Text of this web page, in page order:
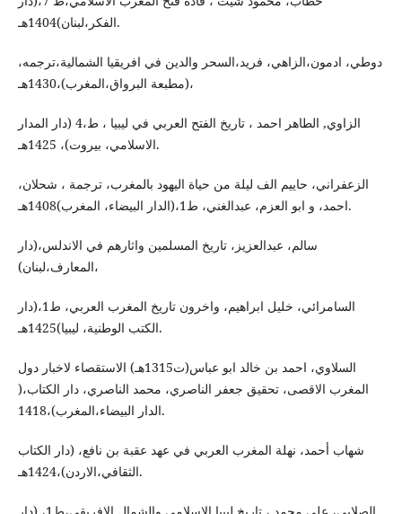
الفكر،لبنان)1404هـ.
دوطي، ادمون،الزاهي، فريد،السحر والدين في افريقيا الشمالية،ترجمه،
(مطبعة البرواق،المغرب)،1430هـ،
الزاوي, الطاهر احمد ، تاريخ الفتح العربي في ليبيا ، ط،4 (دار المدار
الاسلامي، بيروت)، 1425هـ.
الزعفراني، حاييم الف ليلة من حياة اليهود بالمغرب، ترجمة ، شحلان،
احمد، و ابو العزم، عبدالغني، ط1،(الدار البيضاء، المغرب)1408هـ.
سالم، عبدالعزيز، تاريخ المسلمين واثارهم في الاندلس،(دار
المعارف،لبنان)،
السامرائي، خليل ابراهيم، واخرون تاريخ المغرب العربي، ط1،(دار
الكتب الوطنية، ليبيا)1425هـ.
السلاوي، احمد بن خالد ابو عباس(ت1315هـ) الاستقصاء لاخبار دول
المغرب الاقصى، تحقيق جعفر الناصري، محمد الناصري، دار الكتاب،(
الدار البيضاء،المغرب)،1418.
شهاب أحمد، نهلة المغرب العربي في عهد عقبة بن نافع، (دار الكتاب
الثقافي،الاردن)،1424هـ.
الصلابي، علي محمد ، تاريخ ليبيا الاسلامي والشمال الافريقي،ط1، (دار